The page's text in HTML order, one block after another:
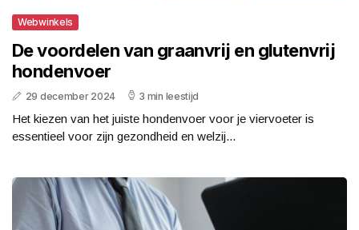
Webwinkels
De voordelen van graanvrij en glutenvrij
hondenvoer
29 december 2024 3 min leestijd
Het kiezen van het juiste hondenvoer voor je viervoeter is
essentieel voor zijn gezondheid en welzij...